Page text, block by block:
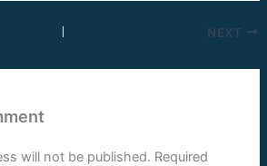
NEXT
will not be published. Required